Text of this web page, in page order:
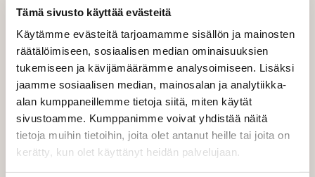
Tämä sivusto käyttää evästeitä
Käytämme evästeitä tarjoamamme sisällön ja mainosten
räätälöimiseen, sosiaalisen median ominaisuuksien
tukemiseen ja kävijämäärämme analysoimiseen. Lisäksi
jaamme sosiaalisen median, mainosalan ja analytiikka-
alan kumppaneillemme tietoja siitä, miten käytät
sivustoamme. Kumppanimme voivat yhdistää näitä
tietoja muihin tietoihin, joita olet antanut heille tai joita on
kerätty, kun olet käyttänyt heidän palvelujaan.
Tilaa näytepala kankaasta
Näytepalan hinta 1,50 €. Koko n. 10x10 cm.
Valitse mukaan ompelupalvelu
(sis. työn ja tarvikkeet)
VERHOJEN MÄÄRÄ:
Suoraverho leveys 150 cm + 22,00 €